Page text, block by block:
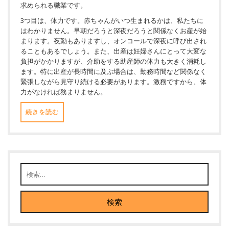
求められる職業です。
3つ目は、体力です。赤ちゃんがいつ生まれるかは、私たちに
はわかりません。早朝だろうと深夜だろうと関係なくお産が始
まります。夜勤もありますし、オンコールで深夜に呼び出され
ることもあるでしょう。また、出産は妊婦さんにとって大変な
負担がかかりますが、介助をする助産師の体力も大きく消耗し
ます。特に出産が長時間に及ぶ場合は、勤務時間など関係なく
緊張しながら見守り続ける必要があります。激務ですから、体
力がなければ務まりません。
続きを読む